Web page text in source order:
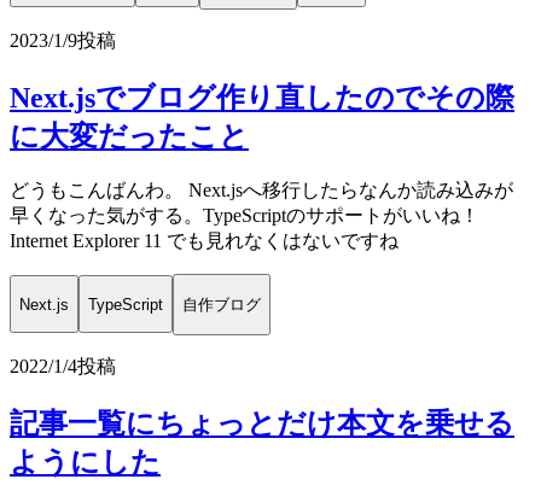
2023/1/9投稿
Next.jsでブログ作り直したのでその際
に大変だったこと
どうもこんばんわ。 Next.jsへ移行したらなんか読み込みが
早くなった気がする。TypeScriptのサポートがいいね！
Internet Explorer 11 でも見れなくはないですね
Next.js TypeScript 自作ブログ
2022/1/4投稿
記事一覧にちょっとだけ本文を乗せる
ようにした